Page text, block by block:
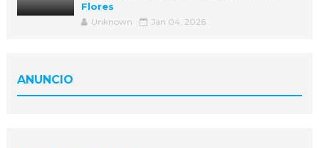
Flores
Unknown Jan 04, 2026
ANUNCIO